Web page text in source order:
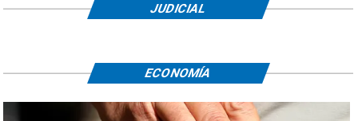
JUDICIAL
ECONOMÍA